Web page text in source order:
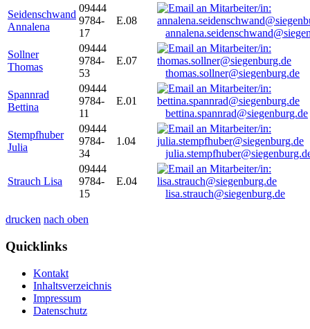
Seidenschwand
Annalena
09444
9784-
17
E.08
Sollner
Thomas
09444
9784-
53
E.07
thomas.sollner@siegenburg.de
Spannrad
Bettina
09444
9784-
11
E.01
bettina.spannrad@siegenburg.de
Stempfhuber
Julia
09444
9784-
34
1.04
Strauch Lisa
09444
9784-
15
E.04
lisa.strauch@siegenburg.de
drucken nach oben
Quicklinks
Kontakt
Inhaltsverzeichnis
Impressum
Datenschutz